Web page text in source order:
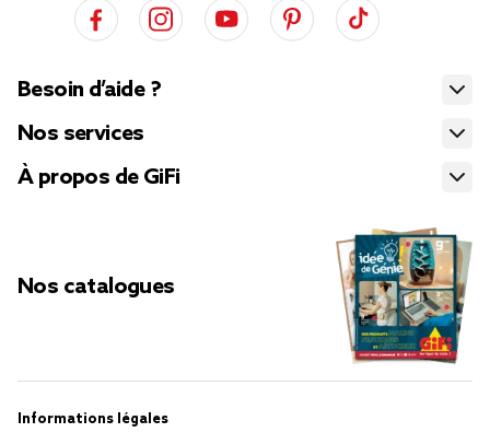
Besoin d’aide ?
Nos services
À propos de GiFi
Nos catalogues
Informations légales